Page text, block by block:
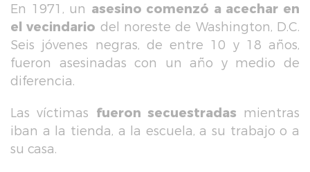
En 1971, un asesino comenzó a acechar en
el vecindario del noreste de Washington, D.C.
Seis jóvenes negras, de entre 10 y 18 años,
fueron asesinadas con un año y medio de
diferencia.
Las víctimas fueron secuestradas mientras
iban a la tienda, a la escuela, a su trabajo o a
su casa.